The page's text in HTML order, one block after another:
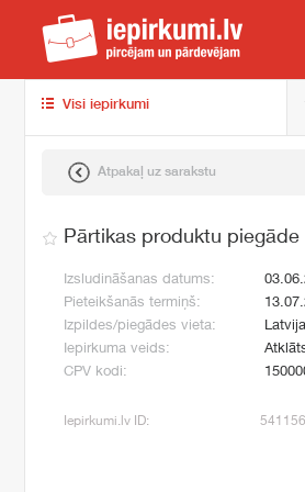
Visi iepirkumi
Atpakaļ uz sarakstu
Pārtikas produktu piegāde
Izsludināšanas datums:
Pieteikšanās termiņš:
Izpildes/piegādes vieta:
Iepirkuma veids:
CPV kodi:
Iepirkumi.lv ID: